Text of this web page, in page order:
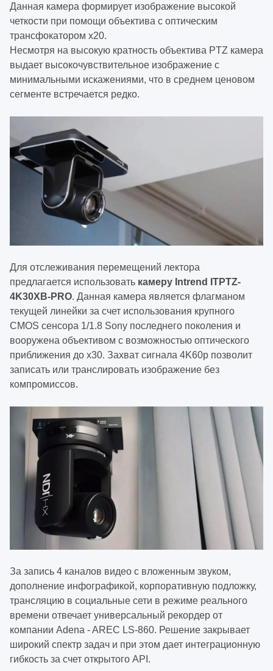
Данная камера формирует изображение высокой
четкости при помощи объектива с оптическим
трансфокатором х20.
Несмотря на высокую кратность объектива PTZ камера
выдает высокочувствительное изображение с
минимальными искажениями, что в среднем ценовом
сегменте встречается редко.
Для отслеживания перемещений лектора
предлагается использовать камеру Intrend ITPTZ-
4K30XB-PRO. Данная камера является флагманом
текущей линейки за счет использования крупного
CMOS сенсора 1/1.8 Sony последнего поколения и
вооружена объективом с возможностью оптического
приближения до х30. Захват сигнала 4K60p позволит
записать или транслировать изображение без
компромиссов.
За запись 4 каналов видео с вложенным звуком,
дополнение инфографикой, корпоративную подложку,
трансляцию в социальные сети в режиме реального
времени отвечает универсальный рекордер от
компании Adena - AREC LS-860. Решение закрывает
широкий спектр задач и при этом дает интеграционную
гибкость за счет открытого API.